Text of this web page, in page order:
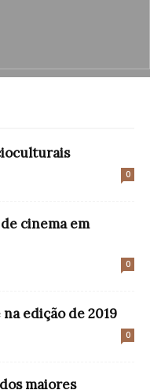
0
cinema em
0
edição de 2019
0
maiores